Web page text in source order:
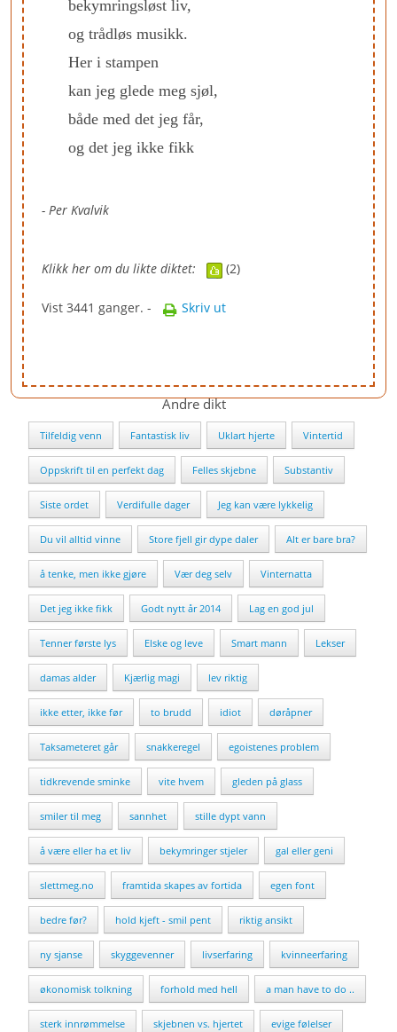
bekymringsløst liv,
og trådløs musikk.
Her i stampen
kan jeg glede meg sjøl,
både med det jeg får,
og det jeg ikke fikk
- Per Kvalvik
Klikk her om du likte diktet: (2)
Vist 3441 ganger. - Skriv ut
Andre dikt
Tilfeldig venn Fantastisk liv Uklart hjerte Vintertid
Oppskrift til en perfekt dag Felles skjebne Substantiv
Siste ordet Verdifulle dager Jeg kan være lykkelig
Du vil alltid vinne Store fjell gir dype daler Alt er bare bra?
å tenke, men ikke gjøre Vær deg selv Vinternatta
Det jeg ikke fikk Godt nytt år 2014 Lag en god jul
Tenner første lys Elske og leve Smart mann Lekser
damas alder Kjærlig magi lev riktig
ikke etter, ikke før to brudd idiot døråpner
Taksameteret går snakkeregel egoistenes problem
tidkrevende sminke vite hvem gleden på glass
smiler til meg sannhet stille dypt vann
å være eller ha et liv bekymringer stjeler gal eller geni
slettmeg.no framtida skapes av fortida egen font
bedre før? hold kjeft - smil pent riktig ansikt
ny sjanse skyggevenner livserfaring kvinneerfaring
økonomisk tolkning forhold med hell a man have to do ..
sterk innrømmelse skjebnen vs. hjertet evige følelser